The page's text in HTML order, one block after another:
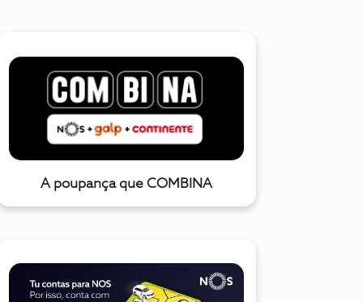
A poupança que COMBINA